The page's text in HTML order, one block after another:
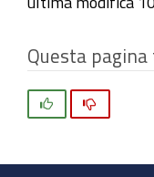
Questa